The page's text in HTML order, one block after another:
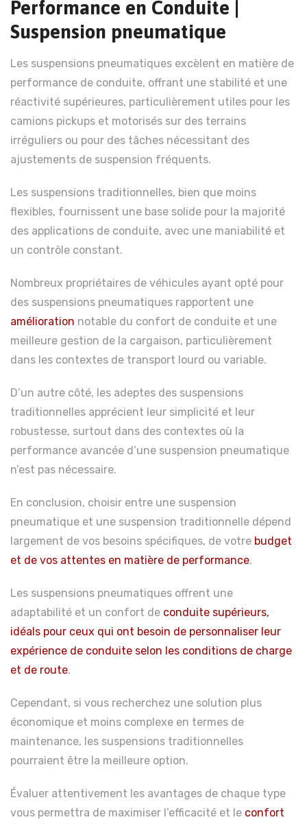
Performance en Conduite |
Suspension pneumatique
Les suspensions pneumatiques excèlent en matière de
performance de conduite, offrant une stabilité et une
réactivité supérieures, particulièrement utiles pour les
camions pickups et motorisés sur des terrains
irréguliers ou pour des tâches nécessitant des
ajustements de suspension fréquents.
Les suspensions traditionnelles, bien que moins
flexibles, fournissent une base solide pour la majorité
des applications de conduite, avec une maniabilité et
un contrôle constant.
Nombreux propriétaires de véhicules ayant opté pour
des suspensions pneumatiques rapportent une
amélioration notable du confort de conduite et une
meilleure gestion de la cargaison, particulièrement
dans les contextes de transport lourd ou variable.
D’un autre côté, les adeptes des suspensions
traditionnelles apprécient leur simplicité et leur
robustesse, surtout dans des contextes où la
performance avancée d’une suspension pneumatique
n’est pas nécessaire.
En conclusion, choisir entre une suspension
pneumatique et une suspension traditionnelle dépend
largement de vos besoins spécifiques, de votre budget
et de vos attentes en matière de performance.
Les suspensions pneumatiques offrent une
adaptabilité et un confort de conduite supérieurs,
idéals pour ceux qui ont besoin de personnaliser leur
expérience de conduite selon les conditions de charge
et de route.
Cependant, si vous recherchez une solution plus
économique et moins complexe en termes de
maintenance, les suspensions traditionnelles
pourraient être la meilleure option.
Évaluer attentivement les avantages de chaque type
vous permettra de maximiser l’efficacité et le confort